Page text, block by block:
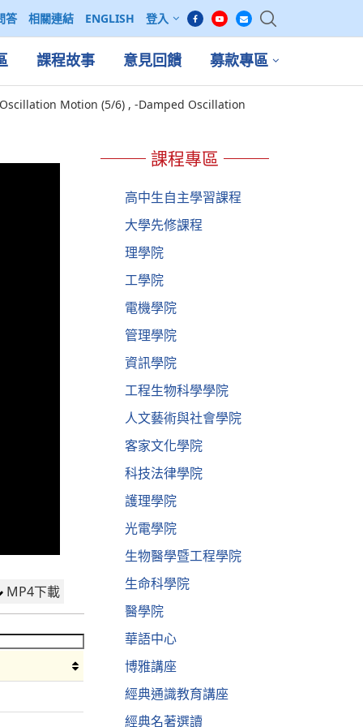
答 相關連結 ENGLISH 登入
課程故事 意見回饋 募款專區
Motion (5/6) , -Damped Oscillation
MP4下載
課程專區
高中生自主學習課程
大學先修課程
理學院
工學院
電機學院
管理學院
資訊學院
工程生物科學學院
人文藝術與社會學院
客家文化學院
科技法律學院
護理學院
光電學院
生物醫學暨工程學院
生命科學院
醫學院
華語中心
博雅講座
經典通識教育講座
經典名著選讀